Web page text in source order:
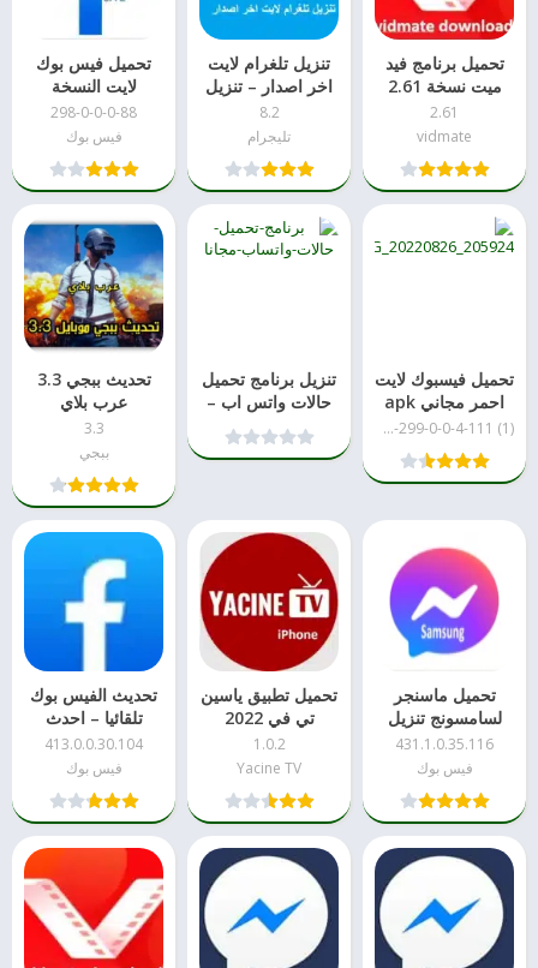
تحميل برنامج فيد
ميت نسخة 2.61
للاندرويد
2.61
vidmate
تنزيل تلغرام لايت
اخر اصدار – تنزيل
مباشر
8.2
تليجرام
تحميل فيس بوك
لايت النسخة
القديمة apk
298-0-0-0-88
فيس بوك
تحميل فيسبوك لايت
احمر مجاني apk
messenger-lite-299-0-0-4-111 (1)
تنزيل برنامج تحميل
حالات واتس اب –
Story Saver
تحديث ببجي 3.3
عرب بلاي
3.3
ببجي
تحميل ماسنجر
لسامسونج تنزيل
مباشر apk
431.1.0.35.116
فيس بوك
تحميل تطبيق ياسين
تي في 2022
للايفون
1.0.2
Yacine TV
تحديث الفيس بوك
تلقائيا – احدث
اصدار
413.0.0.30.104
فيس بوك